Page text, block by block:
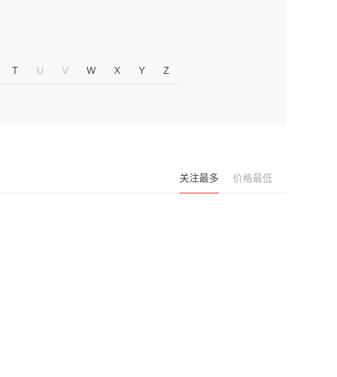
T U V W X Y Z
关注最多 价格最低